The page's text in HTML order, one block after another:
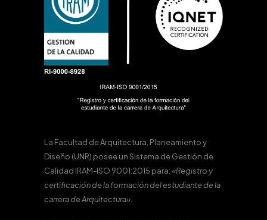
La Facultad de Arquitectura, Planeamiento y
Diseño (UNR) posee un Sistema de Gestión de
Calidad IRAM-ISO 9001:2015 para:«Registro y
certificación de la formación del estudiante de la
carrera de Arquitectura».